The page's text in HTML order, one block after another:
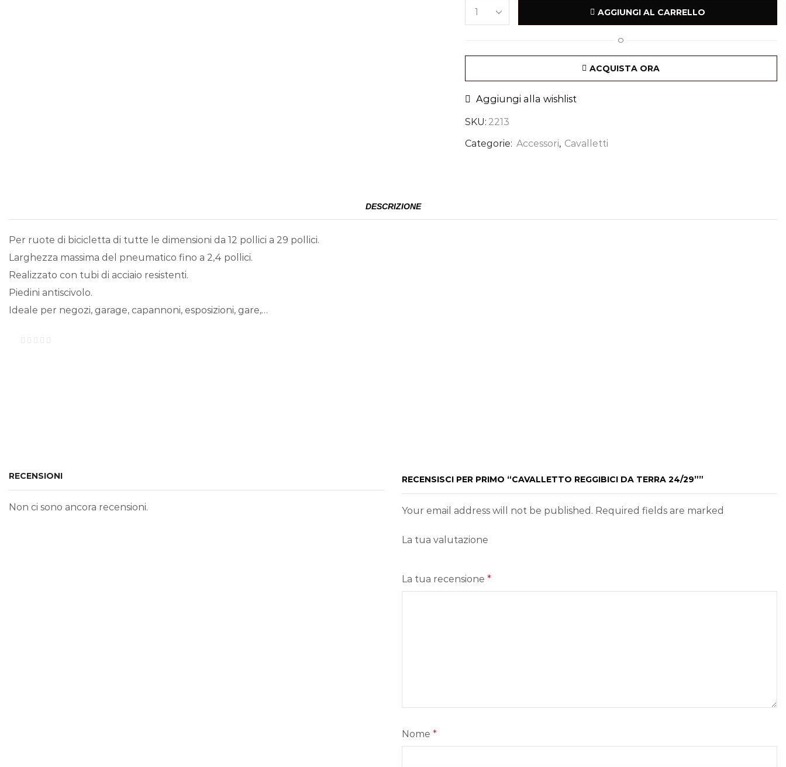
AGGIUNGI AL CARRELLO
O
ACQUISTA ORA
Aggiungi alla wishlist
SKU: 2213
Categorie: Accessori, Cavalletti
DESCRIZIONE
Per ruote di bicicletta di tutte le dimensioni da 12 pollici a 29 pollici.
Larghezza massima del pneumatico fino a 2,4 pollici.
Realizzato con tubi di acciaio resistenti.
Piedini antiscivolo.
Ideale per negozi, garage, capannoni, esposizioni, gare,…
RECENSIONI
Non ci sono ancora recensioni.
RECENSISCI PER PRIMO “CAVALLETTO REGGIBICI DA TERRA 24/29””
Your email address will not be published. Required fields are marked
La tua valutazione
La tua recensione *
Nome *